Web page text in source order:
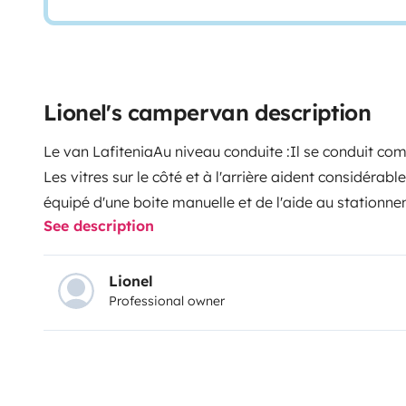
Lionel's campervan description
Le van LafiteniaAu niveau conduite :Il se conduit
Les vitres sur le côté et à l'arrière aident
équipé d'une boite manuelle et de l'aide au
en côte. Niveau consommations, cela reste très
en moyenne. Avec ses 1.90 m le véhicule vous
discrétion (parking de plage...) et de rester un
voiture. Niveau aménagement :
cm et de coffres de rangement pour ranger vos
See description
Lionel
Professional owner